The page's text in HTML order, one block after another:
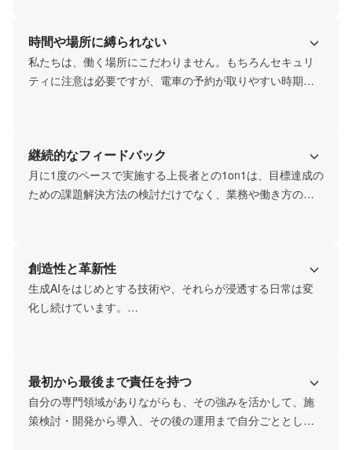
頼しようとする姿勢）」を大切にしています。
その結果、職位や年齢に関係なく話しやすい組織になるこ
とを目指しています。
時間や場所に縛られない
私たちは、働く場所にこだわりません。もちろんセキュリ
ティに注意は必要ですが、電車の予約が取りやすい時期に
備や送り迎えのために業務時間の中抜けを許可していま
す。家庭を第一に考えられる方の方が良いアプリが作れる
と考えています。
継続的なフィードバック
月に1度のペースで実施する上長者との1on1は、目標達成の
ための課題解決方法の検討だけでなく、業務や働き方の悩
昇給・賞与の評価においては、メンバー一人一人の成長に
繋がるために”Good"も”Bad＂もできるだけ丁寧にフィード
バック時間をとっています。
創造性と革新性
生成AIをはじめとする技術や、それらが浸透する日常は変
化し続けています。
どんな新たな価値を創造できるかをメンバーで考えていま
す。
最初から最後まで責任を持つ
自分の専門領域がありながらも、その強みを活かして、施
策検討・開発から導入、その後の運用まで自分ごととして